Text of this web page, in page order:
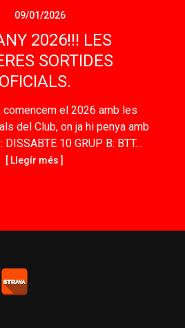
09/01/2026
2026!!! LES
SORTIDES
OFICIALS.
comencem el 2026 amb les
del Club, on ja hi penya amb
10 GRUP B: BTT…
[ Llegír més ]